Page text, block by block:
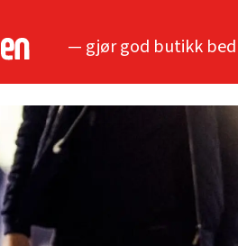
— gjør god butikk